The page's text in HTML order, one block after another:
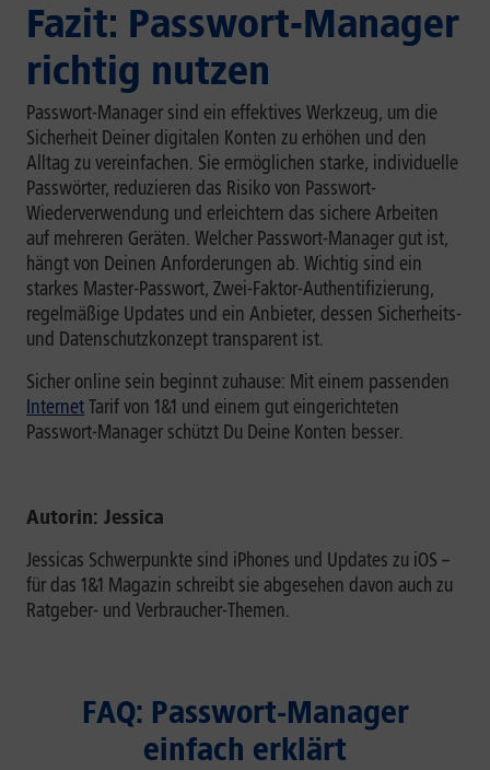
Fazit: Passwort-Manager
richtig nutzen
Passwort-Manager sind ein effektives Werkzeug, um die
Sicherheit Deiner digitalen Konten zu erhöhen und den
Alltag zu vereinfachen. Sie ermöglichen starke, individuelle
Passwörter, reduzieren das Risiko von Passwort-
Wiederverwendung und erleichtern das sichere Arbeiten
auf mehreren Geräten. Welcher Passwort-Manager gut ist,
hängt von Deinen Anforderungen ab. Wichtig sind ein
starkes Master-Passwort, Zwei-Faktor-Authentifizierung,
regelmäßige Updates und ein Anbieter, dessen Sicherheits-
und Datenschutzkonzept transparent ist.
Sicher online sein beginnt zuhause: Mit einem passenden
InternetTarif von 1&1 und einem gut eingerichteten
Passwort-Manager schützt Du Deine Konten besser.
Autorin: Jessica
Jessicas Schwerpunkte sind iPhones und Updates zu iOS –
für das 1&1 Magazin schreibt sie abgesehen davon auch zu
Ratgeber- und Verbraucher-Themen.
FAQ: Passwort-Manager
einfach erklärt